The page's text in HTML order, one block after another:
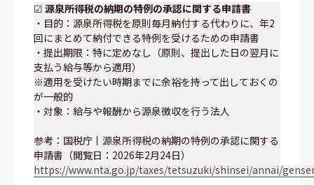
☑ 源泉所得税の納期の特例の承認に関する申請書
・目的：源泉所得税を原則毎月納付する代わりに、年2
回にまとめて納付できる特例を受けるための申請書
・提出期限：特に定めなし（原則、提出した日の翌月に
支払う給与等から適用）
※適用を受けたい時期までに余裕を持って出しておくの
が一般的
・対象：給与や報酬から源泉徴収を行う法人
参考：国税庁丨源泉所得税の納期の特例の承認に関する
申請書（閲覧日：2026年2月24日）
https://www.nta.go.jp/taxes/tetsuzuki/shinsei/annai/